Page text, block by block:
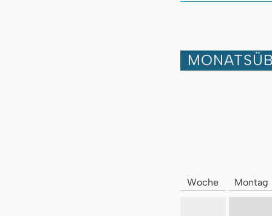
Woche Montag